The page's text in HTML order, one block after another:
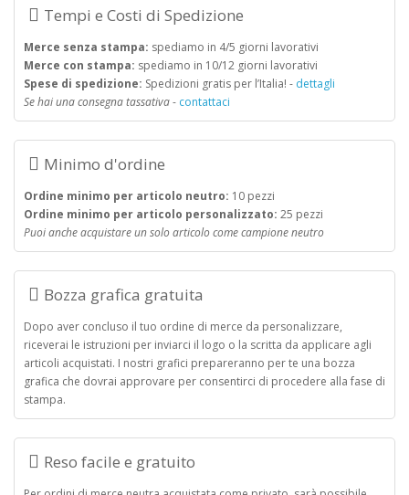
Tempi e Costi di Spedizione
Merce senza stampa: spediamo in 4/5 giorni lavorativi
Merce con stampa: spediamo in 10/12 giorni lavorativi
Spese di spedizione: Spedizioni gratis per l’Italia! - dettagli
Se hai una consegna tassativa- contattaci
Minimo d'ordine
Ordine minimo per articolo neutro: 10 pezzi
Ordine minimo per articolo personalizzato: 25 pezzi
Puoi anche acquistare un solo articolo come campione neutro
Bozza grafica gratuita
Dopo aver concluso il tuo ordine di merce da personalizzare,
riceverai le istruzioni per inviarci il logo o la scritta da applicare agli
articoli acquistati. I nostri grafici prepareranno per te una bozza
grafica che dovrai approvare per consentirci di procedere alla fase di
stampa.
Reso facile e gratuito